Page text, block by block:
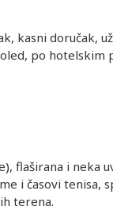
kasni doručak,
po
flaširana i neka
i časovi tenisa,
terena.